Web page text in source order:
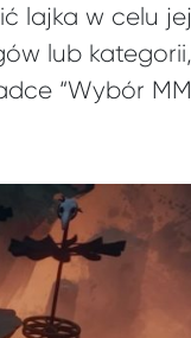
lajka w celu
lub
“Wybór